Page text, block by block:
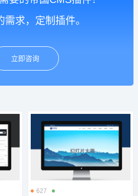
需求，定制插件。
立即咨询
627